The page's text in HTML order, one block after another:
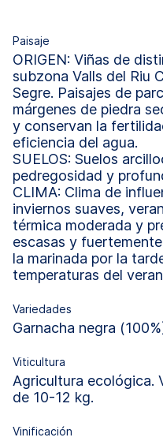
Paisaje
ORIGEN: Viñas de
subzona Valls del Riu
Segre. Paisajes de
márgenes de piedra
y conservan la
eficiencia del agua.
SUELOS: Suelos
pedregosidad y
CLIMA: Clima de
inviernos suaves,
térmica moderada y
escasas y
la marinada por la
temperaturas del
Variedades
Garnacha negra
Viticultura
Agricultura ecológica.
de 10-12 kg.
Vinificación